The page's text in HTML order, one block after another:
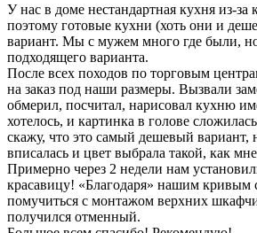
У нас в доме нестандартная кухня из-за
поэтому готовые кухни (хоть они и
вариант. Мы с мужем много где были,
подходящего варианта.
После всех походов по торговым
на заказ под наши размеры. Вызвали
обмерил, посчитал, нарисовал кухню
хотелось, и картинка в голове
скажу, что это самый дешевый вариант,
вписалась и цвет выбрала такой, как
Примерно через 2 недели нам
красавицу! «Благодаря» нашим кривым
помучиться с монтажом верхних
получился отменный.